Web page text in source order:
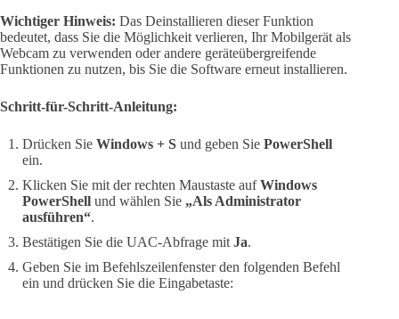
Wichtiger Hinweis: Das Deinstallieren dieser Funktion
bedeutet, dass Sie die Möglichkeit verlieren, Ihr Mobilgerät als
Webcam zu verwenden oder andere geräteübergreifende
Funktionen zu nutzen, bis Sie die Software erneut installieren.
Schritt-für-Schritt-Anleitung:
Drücken Sie Windows + S und geben Sie PowerShell
ein.
Klicken Sie mit der rechten Maustaste aufWindows
PowerShell und wählen Sie „Als Administrator
ausführen“.
Bestätigen Sie die UAC-Abfrage mit Ja.
Geben Sie im Befehlszeilenfenster den folgenden Befehl
ein und drücken Sie die Eingabetaste: